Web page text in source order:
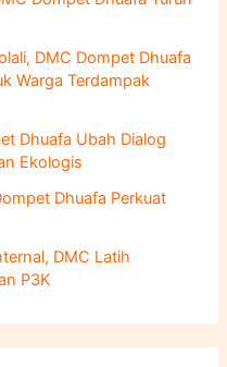
DMC Dompet Dhuafa
Warga Terdampak
Dhuafa Ubah Dialog
Ekologis
Dhuafa Perkuat
DMC Latih
P3K